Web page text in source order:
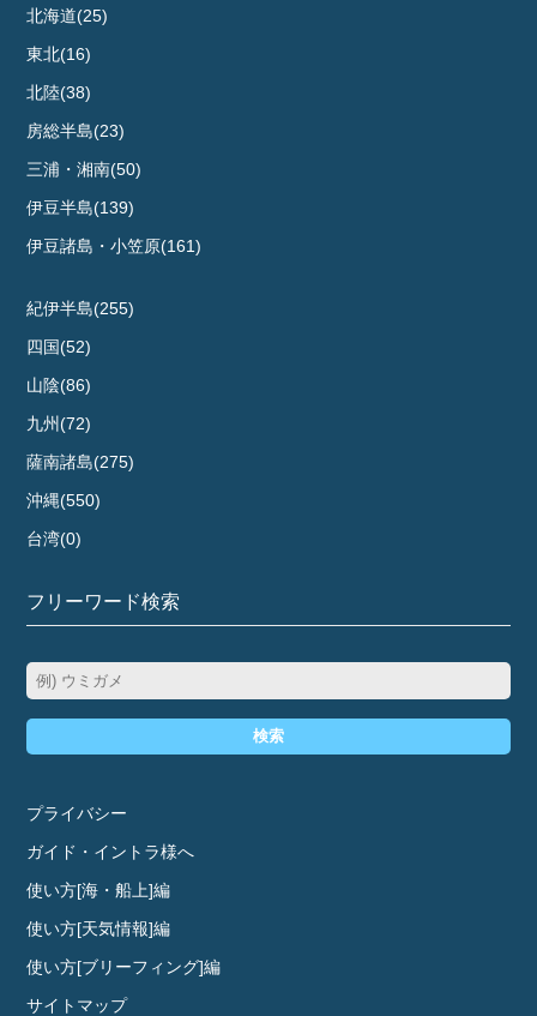
北海道(25)
東北(16)
北陸(38)
房総半島(23)
三浦・湘南(50)
伊豆半島(139)
伊豆諸島・小笠原(161)
紀伊半島(255)
四国(52)
山陰(86)
九州(72)
薩南諸島(275)
沖縄(550)
台湾(0)
フリーワード検索
検索
プライバシー
ガイド・イントラ様へ
使い方[海・船上]編
使い方[天気情報]編
使い方[ブリーフィング]編
サイトマップ